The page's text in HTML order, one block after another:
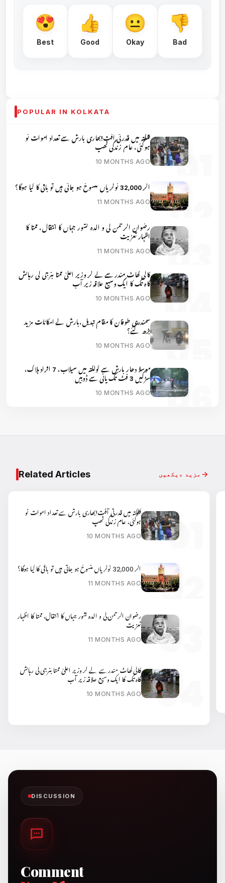
Best Good Okay Bad
POPULAR IN KOLKATA
کلکتہ میں قدرتی آفت!بھاری بارش سے تعداد اموات نو
ہوگئی، عام زندگی ٹھپ
10 MONTHS AGO
اگر 32,000 نوکریاں منسوخ ہو جاتی ہیں تو باقی کا کیا ہوگا؟
11 MONTHS AGO
رضوان الرحمن کی و الدہ کشور جہاں کا انتقال، ممتا کا
اظہار تعزیت
11 MONTHS AGO
کالی گھاٹ مندر سے لے کر وزیر اعلیٰ ممتا بنرجی کی رہائش
گاہ تک کا ایک وسیع علاقہ زیر آب
10 MONTHS AGO
سمندری طوفان کا مقام تبدیل،بارش کے امکانات مزید
بڑھ گئے؟
10 MONTHS AGO
موسلا دھار بارش سے کولکتہ میں سیلاب، 7 افراد ہلاک،
سڑکیں 3 فٹ تک پانی سے ڈوبیں
10 MONTHS AGO
Related Articles مزید دیکھیں
کلکتہ میں قدرتی آفت!بھاری بارش سے تعداد اموات نو
ہوگئی، عام زندگی ٹھپ
10 MONTHS AGO
اگر 32,000 نوکریاں منسوخ ہو جاتی ہیں تو باقی کا کیا ہوگا؟
11 MONTHS AGO
رضوان الرحمن کی و الدہ کشور جہاں کا انتقال، ممتا کا اظہار
تعزیت
11 MONTHS AGO
کالی گھاٹ مندر سے لے کر وزیر اعلیٰ ممتا بنرجی کی رہائش
گاہ تک کا ایک وسیع علاقہ زیر آب
10 MONTHS AGO
DISCUSSION
Comment